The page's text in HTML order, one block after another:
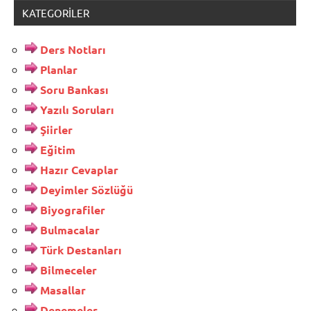
KATEGORILER
Ders Notları
Planlar
Soru Bankası
Yazılı Soruları
Şiirler
Eğitim
Hazır Cevaplar
Deyimler Sözlüğü
Biyografiler
Bulmacalar
Türk Destanları
Bilmeceler
Masallar